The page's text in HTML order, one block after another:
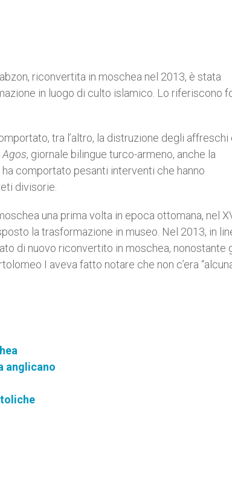
riconvertita in moschea nel 2013, è stata
in luogo di culto islamico. Lo riferiscono
tra l’altro, la distruzione degli affreschi
Agos, giornale bilingue turco-armeno, anche la
comportato pesanti interventi che hanno
divisorie.
una prima volta in epoca ottomana, nel
la trasformazione in museo. Nel 2013, in
di nuovo riconvertito in moschea, nonostante
I aveva fatto notare che non c’era
anglicano